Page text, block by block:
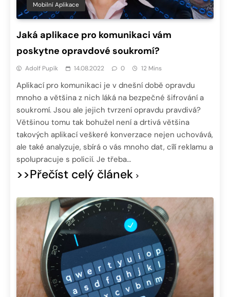
Mobilní Aplikace
Jaká aplikace pro komunikaci vám
poskytne opravdové soukromí?
Adolf Pupík 14.08.2022 0 12 Mins
Aplikací pro komunikaci je v dnešní době opravdu
mnoho a většina z nich láká na bezpečné šifrování a
soukromí. Jsou ale jejich tvrzení opravdu pravdivá?
Většinou tomu tak bohužel není a drtivá většina
takových aplikací veškeré konverzace nejen uchovává,
ale také analyzuje, sbírá o vás mnoho dat, cílí reklamu a
spolupracuje s policií. Je třeba…
>>Přečíst celý článek